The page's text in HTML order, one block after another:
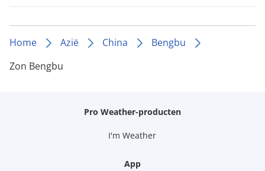
Home Azië China
Bengbu
Zon Bengbu
Pro Weather-producten
I'm Weather
App